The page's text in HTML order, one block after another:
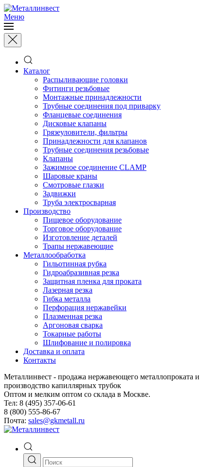
Меню
Каталог
Распыливающие головки
Фитинги резьбовые
Монтажные принадлежности
Трубные соединения под приварку
Фланцевые соединения
Дисковые клапаны
Грязеуловители, фильтры
Принадлежности для клапанов
Трубные соединения резьбовые
Клапаны
Зажимное соединение CLAMP
Шаровые краны
Смотровые глазки
Задвижки
Труба электросварная
Производство
Пищевое оборудование
Торговое оборудование
Изготовление деталей
Трапы нержавеющие
Металлообработка
Гильотинная рубка
Гидроабразивная резка
Защитная пленка для проката
Лазерная резка
Гибка металла
Перфорация нержавейки
Плазменная резка
Аргоновая сварка
Токарные работы
Шлифование и полировка
Доставка и оплата
Контакты
Металлинвест - продажа нержавеющего металлопроката и
производство капиллярных трубок
Оптом и мелким оптом со склада в Москве.
Тел: 8 (495) 357-06-61
8 (800) 555-86-67
Почта: sales@gkmetall.ru